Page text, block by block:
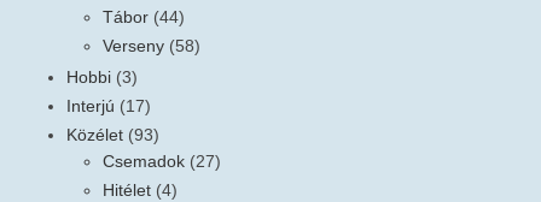
Tábor (44)
Verseny (58)
Hobbi (3)
Interjú (17)
Közélet (93)
Csemadok (27)
Hitélet (4)